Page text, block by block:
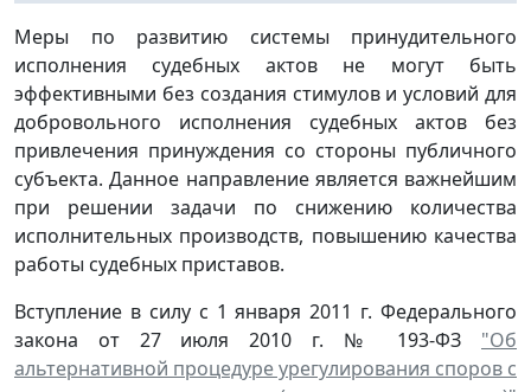
Меры по развитию системы принудительного
исполнения судебных актов не могут быть
эффективными без создания стимулов и условий для
добровольного исполнения судебных актов без
привлечения принуждения со стороны публичного
субъекта. Данное направление является важнейшим
при решении задачи по снижению количества
исполнительных производств, повышению качества
работы судебных приставов.
Вступление в силу с 1 января 2011 г. Федерального
закона от 27 июля 2010 г. № 193-ФЗ "Об
альтернативной процедуре урегулирования споров с